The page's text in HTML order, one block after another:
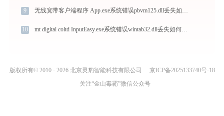
9 无线宽带客户端程序 App.exe系统错误pbvm125.dll丢失如何解决
10 mt digital coltd InputEasy.exe系统错误wintab32.dll丢失如何解决
版权所有© 2010 - 2026 北京灵豹智能科技有限公司
京ICP备2025133740号-18
关注“金山毒霸”微信公众号